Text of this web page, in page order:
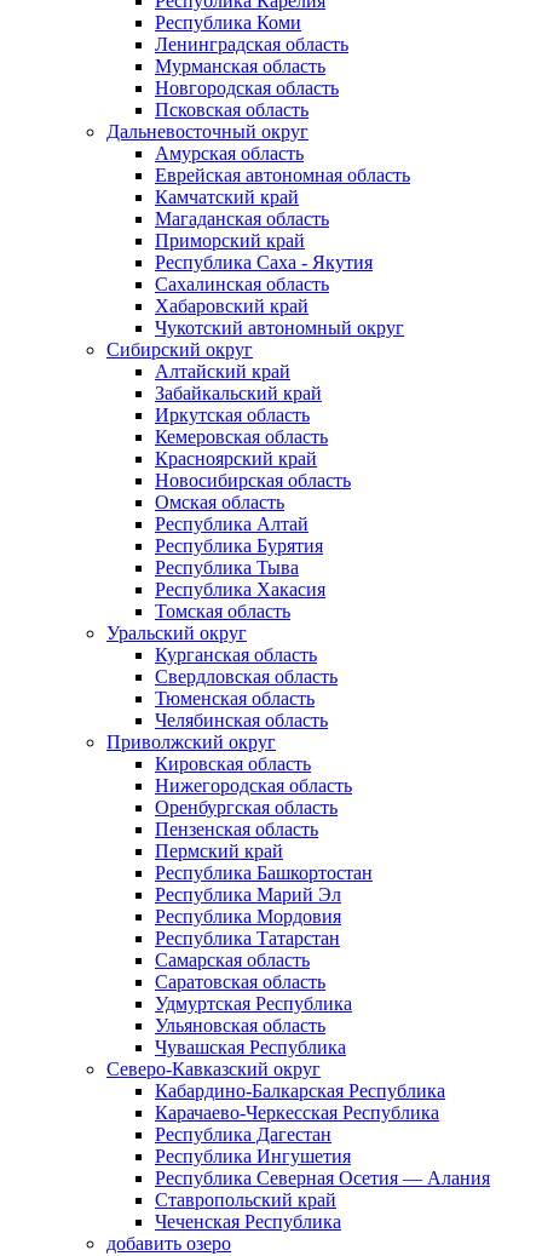
Республика Коми
Ленинградская область
Мурманская область
Новгородская область
Псковская область
Дальневосточный округ
Амурская область
Еврейская автономная область
Камчатский край
Магаданская область
Приморский край
Республика Саха - Якутия
Сахалинская область
Хабаровский край
Чукотский автономный округ
Сибирский округ
Алтайский край
Забайкальский край
Иркутская область
Кемеровская область
Красноярский край
Новосибирская область
Омская область
Республика Алтай
Республика Бурятия
Республика Тыва
Республика Хакасия
Томская область
Уральский округ
Курганская область
Свердловская область
Тюменская область
Челябинская область
Приволжский округ
Кировская область
Нижегородская область
Оренбургская область
Пензенская область
Пермский край
Республика Башкортостан
Республика Марий Эл
Республика Мордовия
Республика Татарстан
Самарская область
Саратовская область
Удмуртская Республика
Ульяновская область
Чувашская Республика
Северо-Кавказский округ
Кабардино-Балкарская Республика
Карачаево-Черкесская Республика
Республика Дагестан
Республика Ингушетия
Республика Северная Осетия — Алания
Ставропольский край
Чеченская Республика
добавить озеро